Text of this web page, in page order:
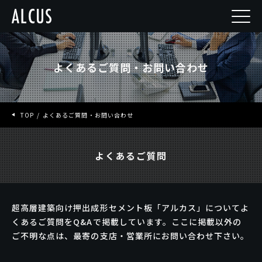
TOP よくあるご質問・お問い合わせ
よくあるご質問・お問い合わせ
よくあるご質問
超高層建築向け押出成形セメント板「アルカス」についてよ
くあるご質問をQ&Aで掲載しています。ここに掲載以外の
ご不明な点は、最寄の支店・営業所にお問い合わせ下さい。